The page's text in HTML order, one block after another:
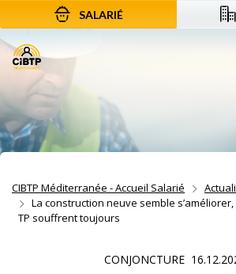
Aller au contenu
Aller à la recherche
Aller à la navigation
SALARIÉ
CIBTP Méditerranée - Accueil Salarié
La construction neuve semble
TP souffrent toujours
CONJONCTURE